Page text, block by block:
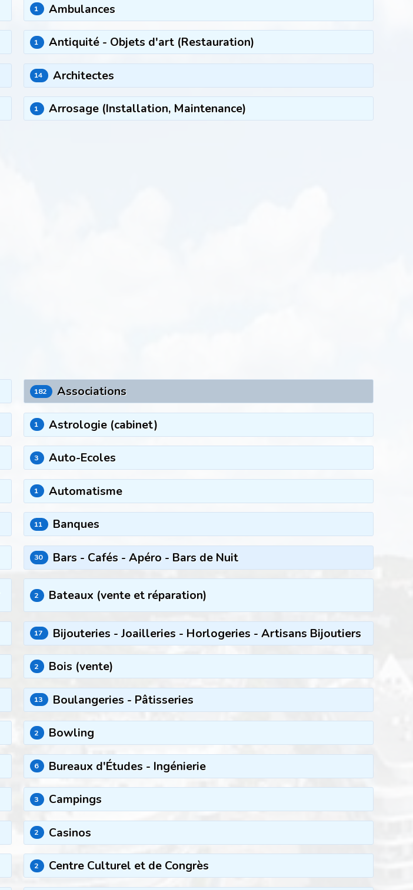
1 Ambulances
1 Antiquité - Objets d'art (Restauration)
14 Architectes
1 Arrosage (Installation, Maintenance)
182 Associations
1 Astrologie (cabinet)
3 Auto-Ecoles
1 Automatisme
11 Banques
30 Bars - Cafés - Apéro - Bars de Nuit
2 Bateaux (vente et réparation)
17 Bijouteries - Joailleries - Horlogeries - Artisans Bijoutiers
2 Bois (vente)
13 Boulangeries - Pâtisseries
2 Bowling
6 Bureaux d'Études - Ingénierie
3 Campings
2 Casinos
2 Centre Culturel et de Congrès